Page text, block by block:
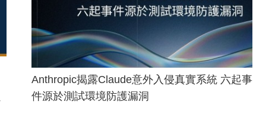
Anthropic揭露Claude意外入侵真實系統 六起事
件源於測試環境防護漏洞